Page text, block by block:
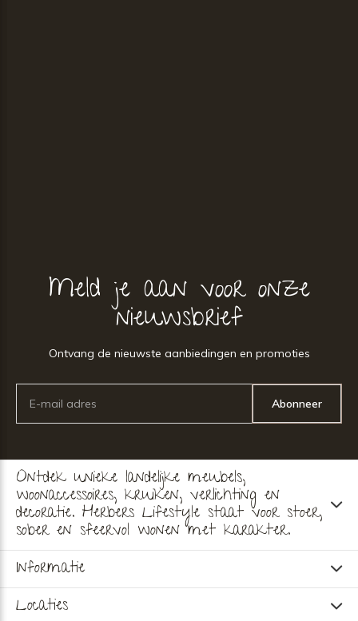
Meld je aan voor onze
nieuwsbrief
Ontvang de nieuwste aanbiedingen en promoties
Abonneer
Ontdek unieke landelijke meubels,
woonaccessoires, kruiken, verlichting en
decoratie. Herbers Lifestyle staat voor stoer,
sober en sfeervol wonen met karakter.
Informatie
Locaties